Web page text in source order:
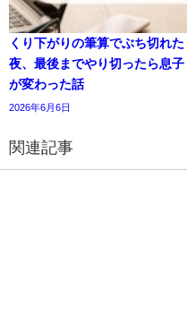
くり下がりの筆算でぶち切れた
夜、最後までやり切ったら息子
が変わった話
2026年6月6日
関連記事